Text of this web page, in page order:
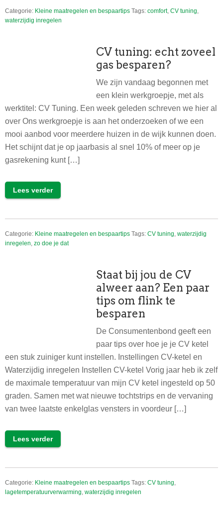
Categorie: Kleine maatregelen en bespaartips Tags: comfort, CV tuning,
waterzijdig inregelen
CV tuning: echt zoveel
gas besparen?
We zijn vandaag begonnen met
een klein werkgroepje, met als
werktitel: CV Tuning. Een week geleden schreven we hier al
over Ons werkgroepje is aan het onderzoeken of we een
mooi aanbod voor meerdere huizen in de wijk kunnen doen.
Het schijnt dat je op jaarbasis al snel 10% of meer op je
gasrekening kunt […]
Lees verder
Categorie: Kleine maatregelen en bespaartips Tags: CV tuning, waterzijdig
inregelen, zo doe je dat
Staat bij jou de CV
alweer aan? Een paar
tips om flink te
besparen
De Consumentenbond geeft een
paar tips over hoe je je CV ketel
een stuk zuiniger kunt instellen. Instellingen CV-ketel en
Waterzijdig inregelen Instellen CV-ketel Vorig jaar heb ik zelf
de maximale temperatuur van mijn CV ketel ingesteld op 50
graden. Samen met wat nieuwe tochtstrips en de vervaning
van twee laatste enkelglas vensters in voordeur […]
Lees verder
Categorie: Kleine maatregelen en bespaartips Tags: CV tuning,
lagetemperatuurverwarming, waterzijdig inregelen